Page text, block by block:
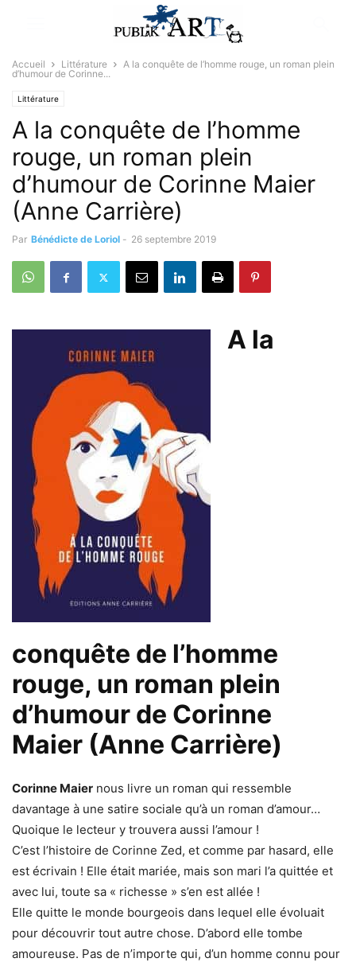
Accueil Littérature
A la conquête de l’homme rouge, un roman plein
d’humour de Corinne...
Littérature
A la conquête de l’homme
rouge, un roman plein
d’humour de Corinne Maier
(Anne Carrière)
Par Bénédicte de Loriol - 26 septembre 2019
A la
conquête de l’homme
rouge, un roman plein
d’humour de Corinne
Maier (Anne Carrière)
Corinne Maier nous livre un roman qui ressemble
davantage à une satire sociale qu’à un roman d’amour…
Quoique le lecteur y trouvera aussi l’amour !
C’est l’histoire de Corinne Zed, et comme par hasard, elle
est écrivain ! Elle était mariée, mais son mari l’a quittée et
avec lui, toute sa « richesse » s’en est allée !
Elle quitte le monde bourgeois dans lequel elle évoluait
pour découvrir tout autre chose. D’abord elle tombe
amoureuse. Pas de n’importe qui, d’un homme connu pour